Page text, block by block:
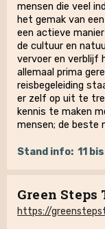
mensen die veel
het gemak van
een actieve
de cultuur en
vervoer en verblijf
allemaal prima
reisbegeleiding
er zelf op uit te
kennis te maken
mensen; de beste
Stand info: 11
Green Steps
https://